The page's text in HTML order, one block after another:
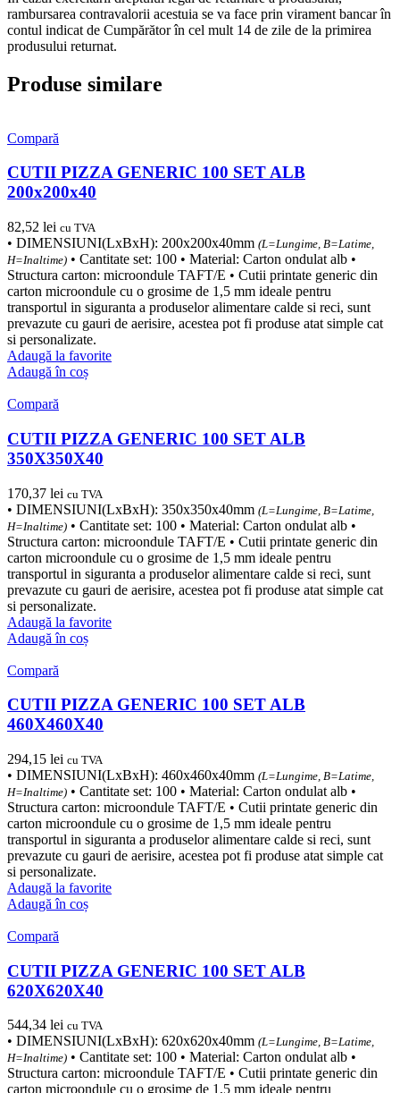
rambursarea contravalorii acestuia se va face prin virament bancar în
contul indicat de Cumpărător în cel mult 14 de zile de la primirea
produsului returnat.
Produse similare
Compară
CUTII PIZZA GENERIC 100 SET ALB
200x200x40
82,52 lei cu TVA
• DIMENSIUNI(LxBxH): 200x200x40mm (L=Lungime, B=Latime,
H=Inaltime) • Cantitate set: 100 • Material: Carton ondulat alb •
Structura carton: microondule TAFT/E • Cutii printate generic din
carton microondule cu o grosime de 1,5 mm ideale pentru
transportul in siguranta a produselor alimentare calde si reci, sunt
prevazute cu gauri de aerisire, acestea pot fi produse atat simple cat
si personalizate.
Adaugă la favorite
Adaugă în coș
Compară
CUTII PIZZA GENERIC 100 SET ALB
350X350X40
170,37 lei cu TVA
• DIMENSIUNI(LxBxH): 350x350x40mm (L=Lungime, B=Latime,
H=Inaltime) • Cantitate set: 100 • Material: Carton ondulat alb •
Structura carton: microondule TAFT/E • Cutii printate generic din
carton microondule cu o grosime de 1,5 mm ideale pentru
transportul in siguranta a produselor alimentare calde si reci, sunt
prevazute cu gauri de aerisire, acestea pot fi produse atat simple cat
si personalizate.
Adaugă la favorite
Adaugă în coș
Compară
CUTII PIZZA GENERIC 100 SET ALB
460X460X40
294,15 lei cu TVA
• DIMENSIUNI(LxBxH): 460x460x40mm (L=Lungime, B=Latime,
H=Inaltime) • Cantitate set: 100 • Material: Carton ondulat alb •
Structura carton: microondule TAFT/E • Cutii printate generic din
carton microondule cu o grosime de 1,5 mm ideale pentru
transportul in siguranta a produselor alimentare calde si reci, sunt
prevazute cu gauri de aerisire, acestea pot fi produse atat simple cat
si personalizate.
Adaugă la favorite
Adaugă în coș
Compară
CUTII PIZZA GENERIC 100 SET ALB
620X620X40
544,34 lei cu TVA
• DIMENSIUNI(LxBxH): 620x620x40mm (L=Lungime, B=Latime,
H=Inaltime) • Cantitate set: 100 • Material: Carton ondulat alb •
Structura carton: microondule TAFT/E • Cutii printate generic din
carton microondule cu o grosime de 1,5 mm ideale pentru